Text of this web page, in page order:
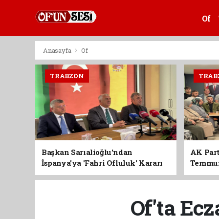
Of
Anasayfa Of
TRABZON
Başkan Sarıalioğlu'ndan
İspanya'ya 'Fahri Ofluluk' Kararı
AK
Birlik
Of'ta